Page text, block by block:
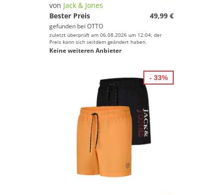
von Jack & Jones
Bester Preis
49,99 €
gefunden bei OTTO
zuletzt überprüft am 06.08.2026 um 12:04; der
Preis kann sich seitdem geändert haben.
Keine weiteren Anbieter
- 33%